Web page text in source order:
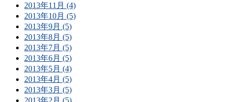
2013年11月 (4)
2013年10月 (5)
2013年9月 (5)
2013年8月 (5)
2013年7月 (5)
2013年6月 (5)
2013年5月 (4)
2013年4月 (5)
2013年3月 (5)
2013年2月 (5)